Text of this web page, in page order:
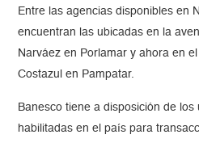
Entre las agencias disponibles en
encuentran las ubicadas en la
Narváez en Porlamar y ahora en
Costazul en Pampatar.
Banesco tiene a disposición de
habilitadas en el país para